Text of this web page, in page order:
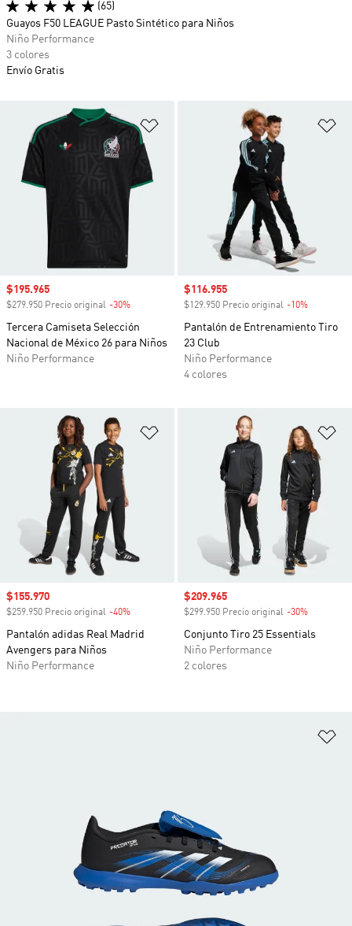
Añadir a la lista de deseos
Precio de venta
$195.965
$279.950 Precio original -30%
Tercera Camiseta Selección
Nacional de México 26 para Niños
Niño Performance
Precio de venta
$116.955
$129.950 Precio original -10%
Pantalón de Entrenamiento Tiro
23 Club
Niño Performance
4 colores
Añadir a la lista de deseos
Precio de venta
$155.970
$259.950 Precio original -40%
Pantalón adidas Real Madrid
Avengers para Niños
Niño Performance
Precio de venta
$209.965
$299.950 Precio original -30%
Conjunto Tiro 25 Essentials
Niño Performance
2 colores
(65)
Guayos F50 LEAGUE Pasto Sintético para Niños
Niño Performance
3 colores
Envío Gratis